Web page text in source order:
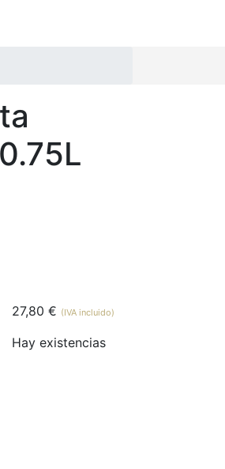
27,80 € (IVA incluido)
Hay existencias